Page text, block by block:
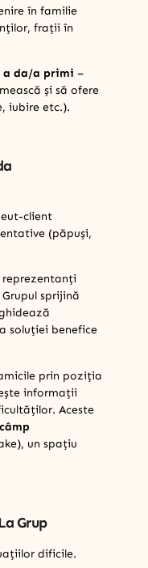
în familie
frații în
a da/a primi –
și să ofere
iubire etc.).
client
(păpuși,
reprezentanți
sprijină
soluției benefice
prin poziția
informații
Aceste
un spațiu
Grup
dificile.